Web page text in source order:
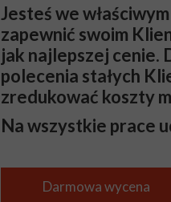
Darmowa wycena
Jesteś we
zapewnić swoim
jak najlepszej cenie.
polecenia stałych
zredukować koszty
Na wszystkie prace